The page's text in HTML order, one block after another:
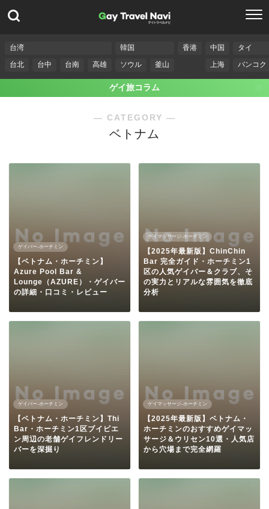
台湾
台北
台中 台南 高雄
韓国
ソウル
釜山
香港
中国
上海
タイ
バンコク
ゲイ旅コラム
― CATEGORY ―
ベトナム
ゲイバー-ホーチミン
【ベトナム・ホーチミン】
Azure Pool Bar &
Lounge（AZURE）・ゲイバー
の詳細・口コミ・レビュー
ゲイマッサージ-ホーチミン
【2025年最新版】ChinChin
Bar 完全ガイド・ホーチミン1
区の人気ゲイバー＆クラブ、そ
の実力とリアルな雰囲気を徹底
分析
ゲイバー-ホーチミン
【ベトナム・ホーチミン】Thi
Bar・ホーチミン1区ブイビエ
ン周辺の老舗ゲイフレンドリー
バーを深掘り
ゲイマッサージ-ホーチミン
【2025年最新版】ベトナム・
ホーチミンのおすすめゲイマッ
サージ＆ウリセン10選・人気店
から穴場まで完全網羅